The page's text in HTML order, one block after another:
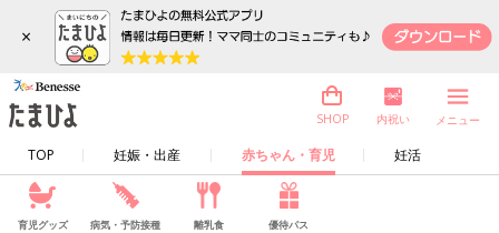
×
TOP 妊娠・出産 赤ちゃん・育児 妊活
SHOP 内祝い メニュー
育児グッズ 病気・予防接種 離乳食 優待パス